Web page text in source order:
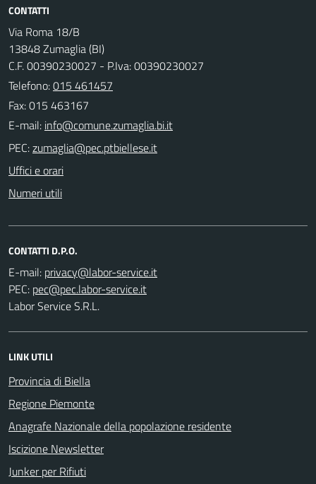
CONTATTI
Via Roma 18/B
13848 Zumaglia (BI)
C.F. 00390230027 - P.Iva: 00390230027
Telefono:015 461457
Fax: 015 463167
E-mail:
PEC:
Uffici e orari
Numeri utili
CONTATTI D.P.O.
E-mail:
PEC:
Labor Service S.R.L.
LINK UTILI
Provincia di Biella
Regione Piemonte
Anagrafe Nazionale della popolazione residente
Iscizione Newsletter
Junker per Rifiuti